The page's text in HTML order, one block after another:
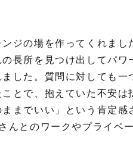
ジの場を作ってくれま
長所を見つけ出してパ
した。質問に対しても
とで、抱えていた不安
までいい」という肯定感
んとのワークやプライベ